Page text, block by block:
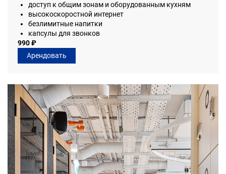
доступ к общим зонам и оборудованным кухням
высокоскоростной интернет
безлимитные напитки
капсулы для звонков
990 ₽
Арендовать